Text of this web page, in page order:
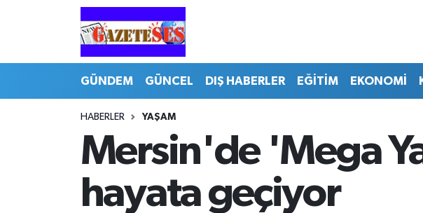
GÜNDEM GÜNCEL DIŞ HABERLER EĞİTİM EKONOMİ
HABERLER YAŞAM
Mersin'de 'Mega
hayata geçiyor